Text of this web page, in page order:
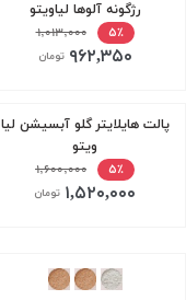
رژگونه آلوها لیاویتو
۵٪
۱,۰۱۳,۰۰۰
۹۶۲,۳۵۰ تومان
پالت هایلایتر گلو آبسیشن لیا
ویتو
۵٪
۱,۶۰۰,۰۰۰
۱,۵۲۰,۰۰۰ تومان